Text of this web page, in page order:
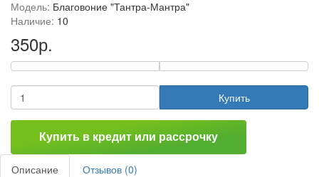
Модель: Благовоние "Тантра-Мантра"
Наличие: 10
350р.
Купить
Купить в кредит или рассрочку
Описание
Отзывов (0)